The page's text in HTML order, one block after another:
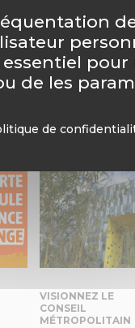
d’office
Galmier.
aimer !
VISIONNEZ LE
CONSEIL
MÉTROPOLITAIN
pour
de les
de